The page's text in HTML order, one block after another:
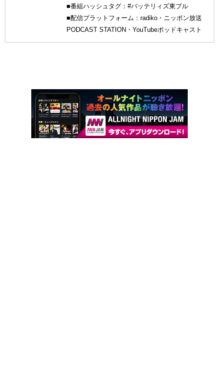
■番組ハッシュタグ：#バッテリィズ東ブル
■配信プラットフォーム：radiko・ニッポン放送
PODCAST STATION・YouTubeポッドキャスト